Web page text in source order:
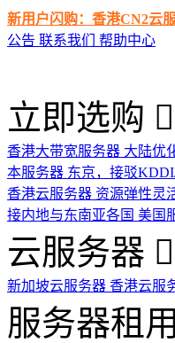
新用户闪购：香港CN2云
公告 联系我们 帮助中心
立即选购
香港大带宽服务器 大陆优
本服务器 东京，接驳
香港云服务器 资源弹性灵
接内地与东南亚各国 美国
云服务器
新加坡云服务器 香港云服
服务器租用